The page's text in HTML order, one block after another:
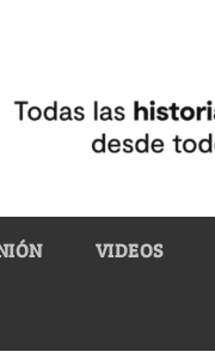
VIDEOS